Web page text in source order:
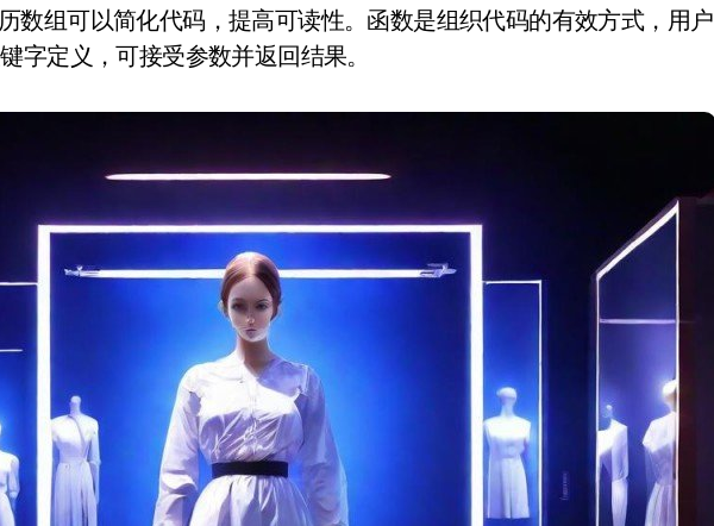
数组可以简化代码，提高可读性。函数是组织代码的有效方式，用户
字定义，可接受参数并返回结果。